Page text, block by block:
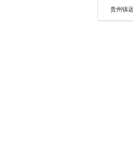
贵州镇